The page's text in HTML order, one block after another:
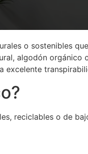
o sostenibles
algodón
excelente
reciclables o de